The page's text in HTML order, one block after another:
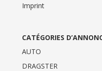
Imprint
CATÉGORIES
AUTO
DRAGSTER